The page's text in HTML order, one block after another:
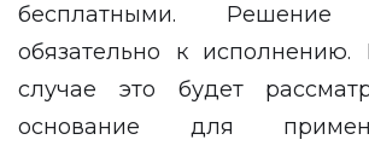
бесплатными. Решение
обязательно к исполнению.
случае это будет
основание для